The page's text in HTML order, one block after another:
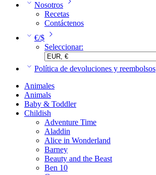
Nosotros
Recetas
Contáctenos
€/$
Seleccionar:
Política de devoluciones y reembolsos
Animales
Animals
Baby & Toddler
Childish
Adventure Time
Aladdin
Alice in Wonderland
Barney
Beauty and the Beast
Ben 10